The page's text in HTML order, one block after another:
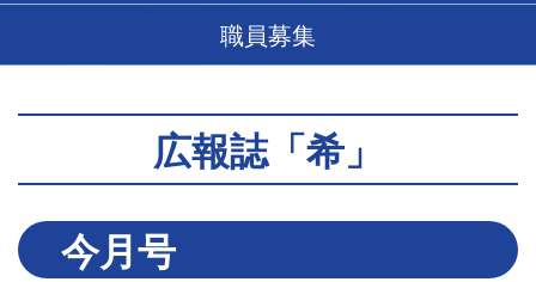
職員募集
広報誌「希」
今月号